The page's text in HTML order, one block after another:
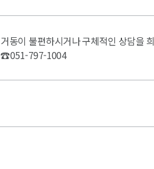
거동이 불편하시거나 구체적인 상담을
☎051-797-1004